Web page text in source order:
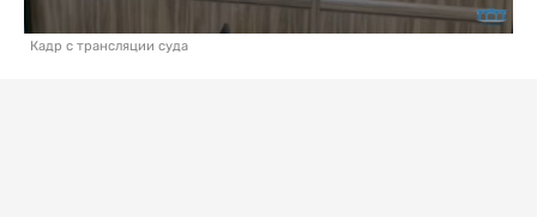
Кадр с трансляции суда